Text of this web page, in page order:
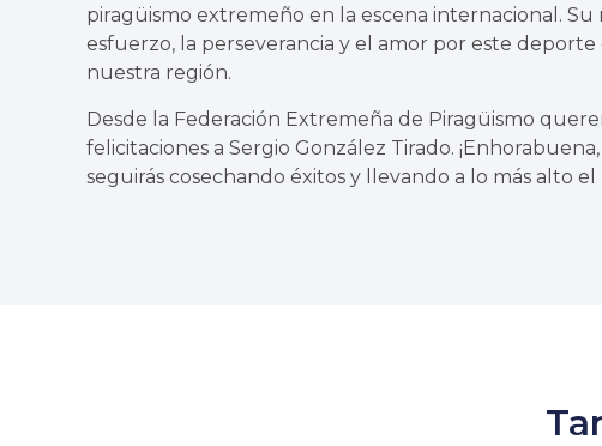
piragüismo extremeño en la escena internacional.
esfuerzo, la perseverancia y el amor por este
nuestra región.
Desde la Federación Extremeña de Piragüismo
felicitaciones a Sergio González Tirado.
seguirás cosechando éxitos y llevando a lo más alto